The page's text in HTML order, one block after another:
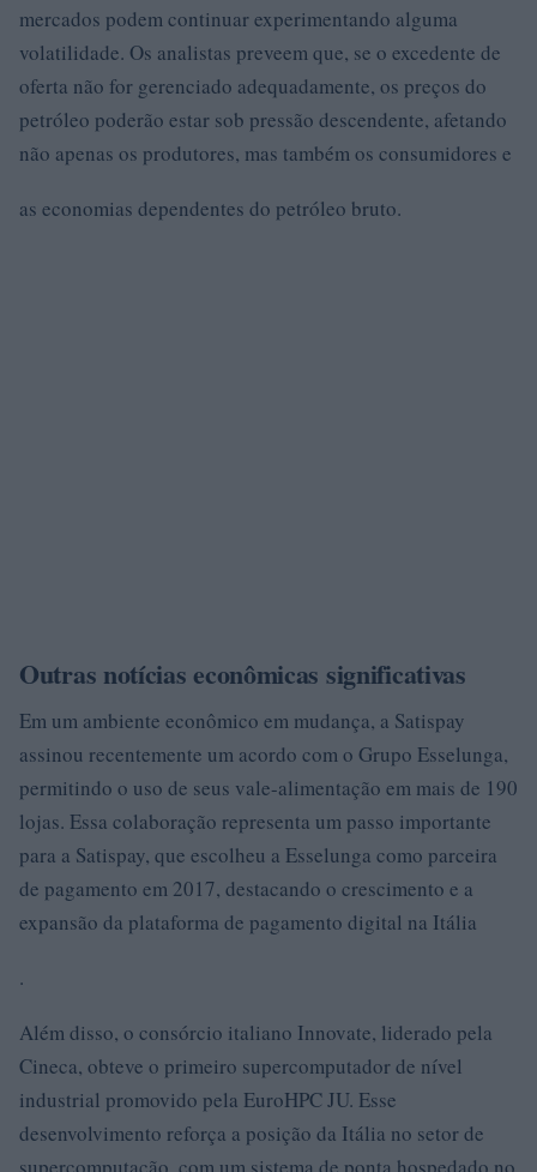
mercados podem continuar experimentando alguma
volatilidade. Os analistas preveem que, se o excedente de
oferta não for gerenciado adequadamente, os preços do
petróleo poderão estar sob pressão descendente, afetando
não apenas os produtores, mas também os consumidores e
as economias dependentes do petróleo bruto.
Outras notícias econômicas significativas
Em um ambiente econômico em mudança, a Satispay
assinou recentemente um acordo com o Grupo Esselunga,
permitindo o uso de seus vale-alimentação em mais de 190
lojas. Essa colaboração representa um passo importante
para a Satispay, que escolheu a Esselunga como parceira
de pagamento em 2017, destacando o crescimento e a
expansão da plataforma de pagamento digital na Itália
.
Além disso, o consórcio italiano Innovate, liderado pela
Cineca, obteve o primeiro supercomputador de nível
industrial promovido pela EuroHPC JU. Esse
desenvolvimento reforça a posição da Itália no setor de